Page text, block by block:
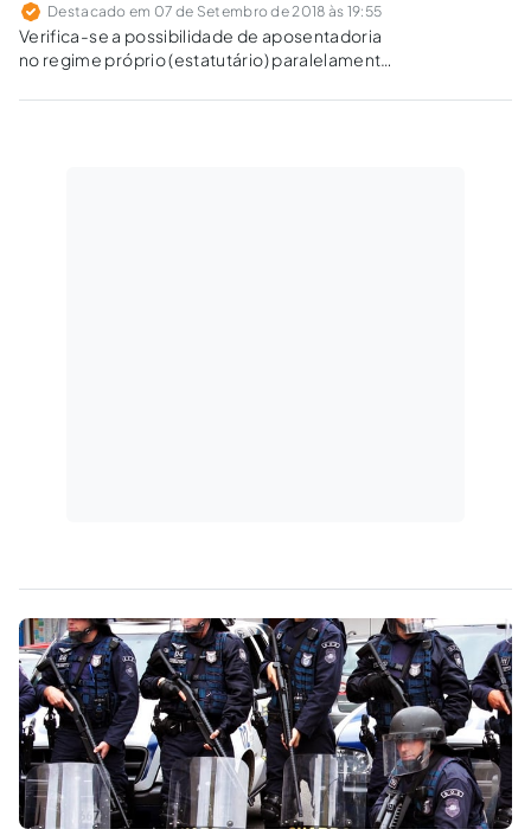
Destacado em 07 de Setembro de 2018 às 19:55
Verifica-se a possibilidade de aposentadoria
no regime próprio (estatutário) paralelamente
geral (INSS), a partir de caso de servidor